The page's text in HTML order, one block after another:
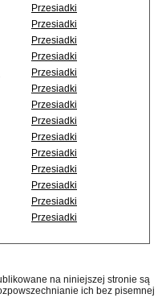
Przesiadki
Przesiadki
Przesiadki
Przesiadki
Przesiadki
Przesiadki
Przesiadki
Przesiadki
Przesiadki
Przesiadki
Przesiadki
Przesiadki
Przesiadki
Przesiadki
na niniejszej stronie są
ich bez pisemnej